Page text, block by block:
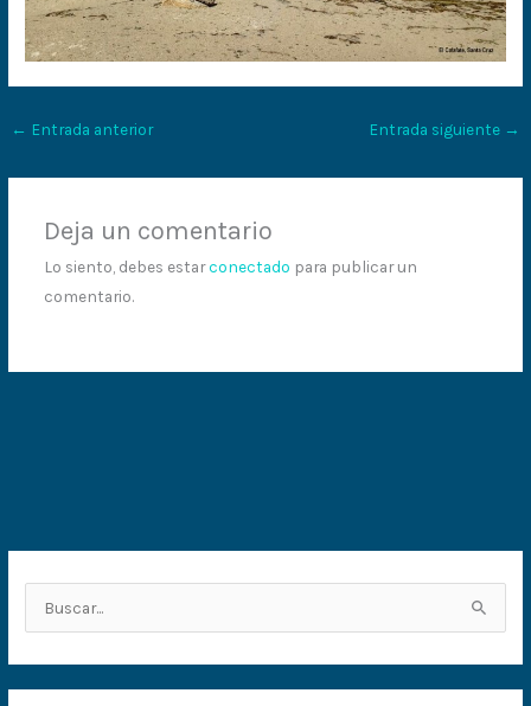
← Entrada anterior Entrada siguiente →
Deja un comentario
Lo siento, debes estarconectado para publicar un
comentario.